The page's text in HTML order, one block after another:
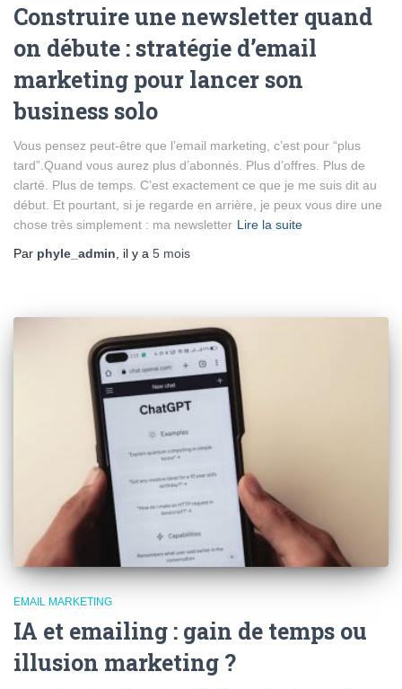
Construire une newsletter quand
on débute : stratégie d’email
marketing pour lancer son
business solo
Vous pensez peut-être que l’email marketing, c’est pour “plus
tard”.Quand vous aurez plus d’abonnés. Plus d’offres. Plus de
clarté. Plus de temps. C’est exactement ce que je me suis dit au
début. Et pourtant, si je regarde en arrière, je peux vous dire une
chose très simplement : ma newsletter Lire la suite
Par phyle_admin , il y a 5 mois
EMAIL MARKETING
IA et emailing : gain de temps ou
illusion marketing ?